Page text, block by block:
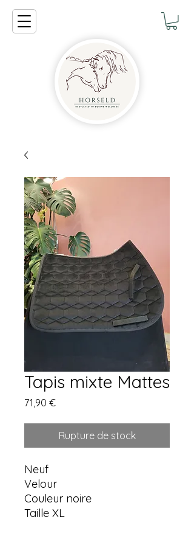
Tapis mixte Mattes
71,90 €Prix
Rupture de stock
Neuf
Velour
Couleur noire
Taille XL